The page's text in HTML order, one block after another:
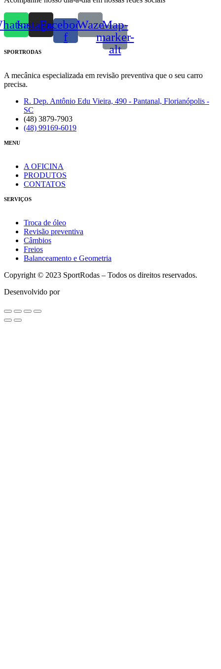
Instagram
Facebook-
f
WazeMap-
marker-
alt
SPORTRODAS
A mecânica especializada em revisão preventiva que o seu carro
precisa.
R. Dep. Antônio Edu Vieira, 490 - Pantanal, Florianópolis -
SC
(48) 3879-7903
(48) 99169-6019
MENU
A OFICINA
PRODUTOS
CONTATOS
SERVIÇOS
Troca de óleo
Revisão preventiva
Câmbios
Freios
Balanceamento e Geometria
Copyright © 2023 SportRodas – Todos os direitos reservados.
Desenvolvido por